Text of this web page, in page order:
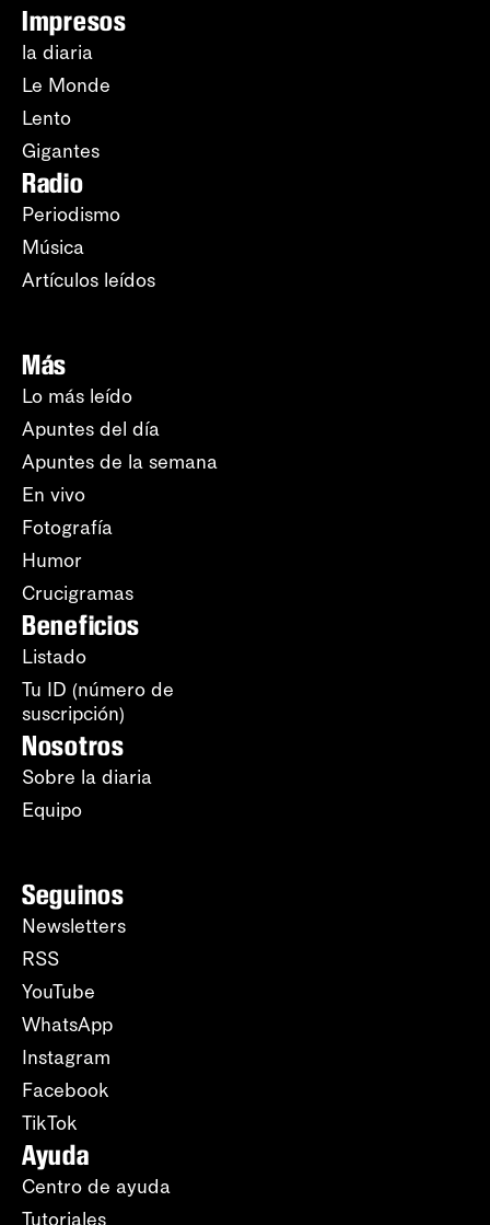
Impresos
la diaria
Le Monde
Lento
Gigantes
Radio
Periodismo
Música
Artículos leídos
Más
Lo más leído
Apuntes del día
Apuntes de la semana
En vivo
Fotografía
Humor
Crucigramas
Beneficios
Listado
Tu ID (número de
suscripción)
Nosotros
Sobre la diaria
Equipo
Seguinos
Newsletters
RSS
YouTube
WhatsApp
Instagram
Facebook
TikTok
Ayuda
Centro de ayuda
Tutoriales